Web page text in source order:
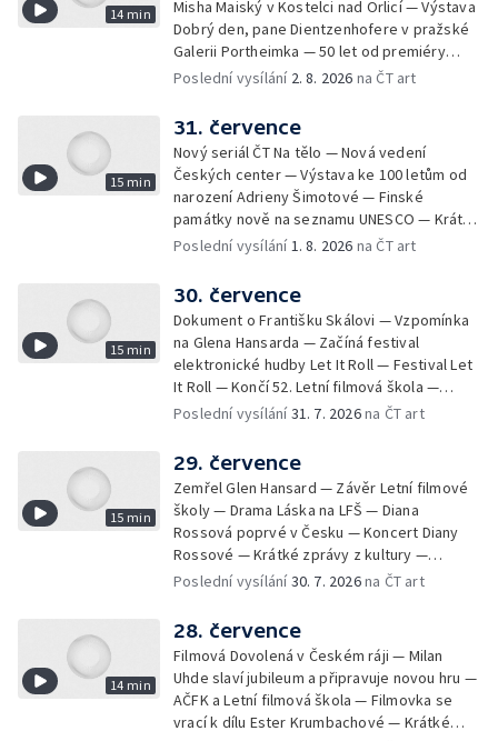
14 min
Misha Maiský v Kostelci nad Orlicí — Výstava
Dobrý den, pane Dientzenhofere v pražské
Galerii Portheimka — 50 let od premiéry
filmu Na samotě u lesa — Krátké zprávy z
Mercury
Poslední vysílání 2. 8. 2026 na ČT art
15 min
31. července
Nový seriál ČT Na tělo — Nová vedení
Českých center — Výstava ke 100 letům od
narození Adrieny Šimotové — Finské
památky nově na seznamu UNESCO — Krátké
zprávy z kultury — Začíná Jiráskův Hronov —
Poslední vysílání1. 8. 2026 na ČT art
15 min
30. července
Dokument o Františku Skálovi — Vzpomínka
na Glena Hansarda — Začíná festival
elektronické hudby Let It Roll — Festival Let
It Roll — Končí 52. Letní filmová škola —
Krátké zprávy z kultury — Rekonstrukce
Poslední vysílání31. 7. 2026na ČT art
15 min
29. července
Zemřel Glen Hansard — Závěr Letní filmové
školy — Drama Láska na LFŠ — Diana
Rossová poprvé v Česku — Koncert Diany
Rossové — Krátké zprávy z kultury —
Výstavy o proměnách Prahy — Zahajení
Poslední vysílání30. 7. 2026na ČT art
14 min
28. července
Filmová Dovolená v Českém ráji — Milan
Uhde slaví jubileum a připravuje novou hru —
AČFK a Letní filmová škola — Filmovka se
vrací k dílu Ester Krumbachové — Krátké